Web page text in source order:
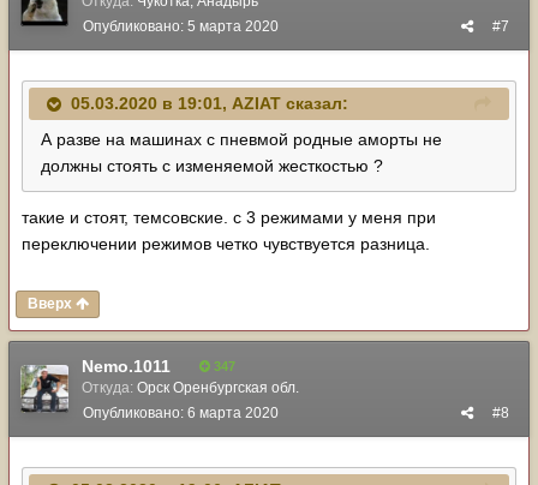
#7
Опубликовано: 5 марта 2020
05.03.2020 в 19:01, AZIAT сказал:
А разве на машинах с пневмой родные аморты не
должны стоять с изменяемой жесткостью ?
такие и стоят, темсовские. с 3 режимами у меня при
переключении режимов четко чувствуется разница.
Вверх
Nemo.1011 347
Откуда: Орск Оренбургская обл.
#8
Опубликовано: 6 марта 2020